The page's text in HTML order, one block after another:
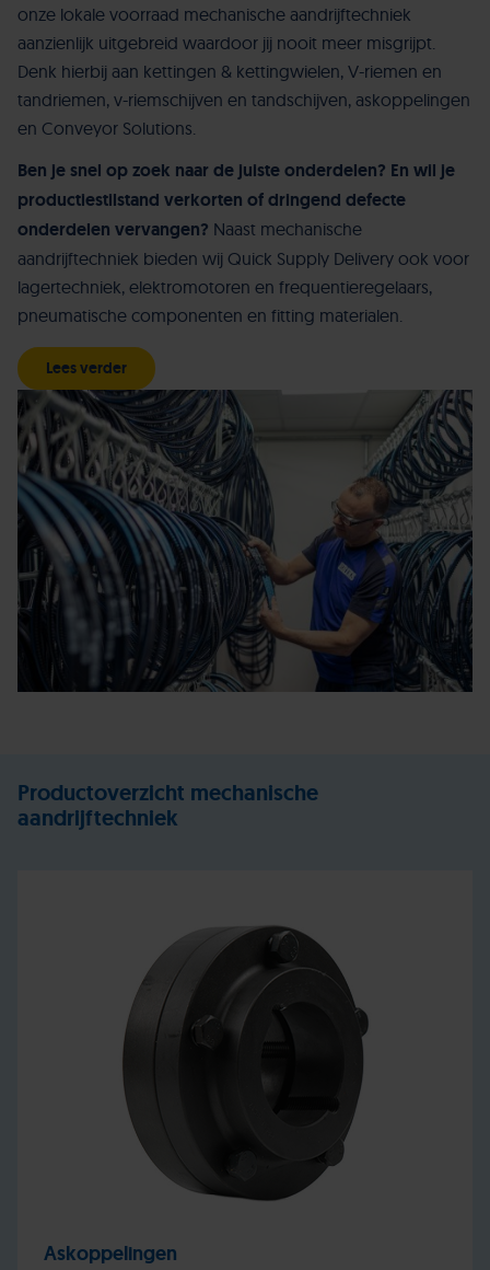
onze lokale voorraad mechanische aandrijftechniek
aanzienlijk uitgebreid waardoor jij nooit meer misgrijpt.
Denk hierbij aan kettingen & kettingwielen, V-riemen en
tandriemen, v-riemschijven en tandschijven, askoppelingen
en Conveyor Solutions.
Ben je snel op zoek naar de juiste onderdelen? En wil je
productiestilstand verkorten of dringend defecte
onderdelen vervangen? Naast mechanische
aandrijftechniek bieden wij Quick Supply Delivery ook voor
lagertechniek, elektromotoren en frequentieregelaars,
pneumatische componenten en fitting materialen.
Lees verder
Productoverzicht mechanische
aandrijftechniek
Askoppelingen